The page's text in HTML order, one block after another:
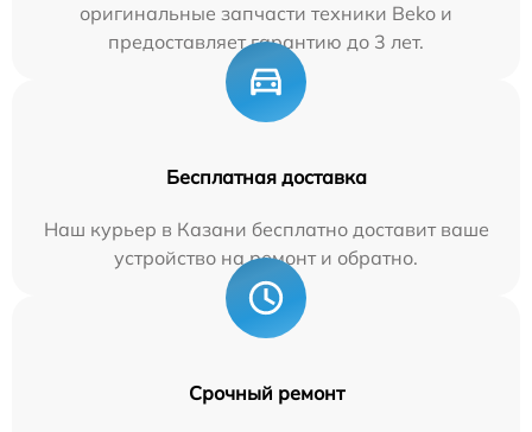
оригинальные запчасти техники Beko и
предоставляет гарантию до 3 лет.
Бесплатная доставка
Наш курьер в Казани бесплатно доставит ваше
устройство на ремонт и обратно.
Срочный ремонт